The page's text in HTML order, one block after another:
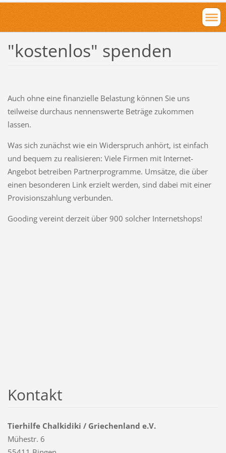
"kostenlos" spenden
Auch ohne eine finanzielle Belastung können Sie uns
teilweise durchaus nennenswerte Beträge zukommen
lassen.
Was sich zunächst wie ein Widerspruch anhört, ist einfach
und bequem zu realisieren: Viele Firmen mit Internet-
Angebot betreiben Partnerprogramme. Umsätze, die über
einen besonderen Link erzielt werden, sind dabei mit einer
Provisionszahlung verbunden.
Gooding vereint derzeit über 900 solcher Internetshops!
Kontakt
Tierhilfe Chalkidiki / Griechenland e.V.
Mühestr. 6